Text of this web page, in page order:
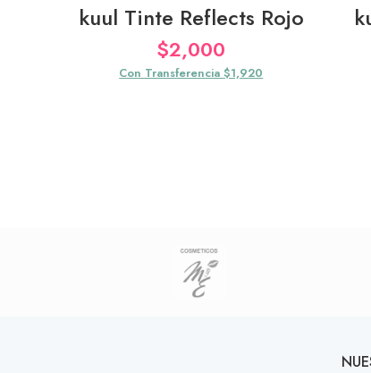
kuul Tinte Reflects Rojo
$2,000
Con Transferencia $1,920